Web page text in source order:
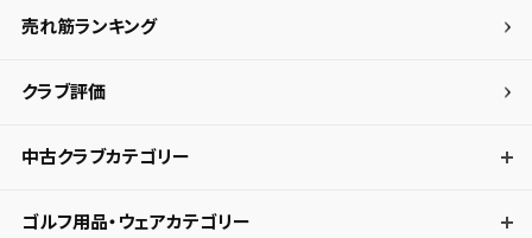
売れ筋ランキング
クラブ評価
中古クラブカテゴリー
ゴルフ用品・ウェアカテゴリー